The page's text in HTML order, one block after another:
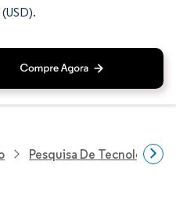
Pesquisa De Tecnologia,